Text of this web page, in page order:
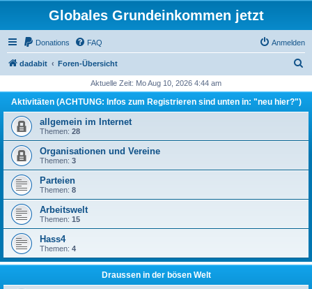
Globales Grundeinkommen jetzt
Donations FAQ Anmelden
dadabit Foren-Übersicht
h
Aktuelle Zeit: Mo Aug 10, 2026 4:44 am
Aktivitäten (ACHTUNG: Infos zum Registrieren sind unten in: "neu hier?")
allgemein im Internet
Themen: 28
Organisationen und Vereine
Themen: 3
Parteien
Themen: 8
Arbeitswelt
Themen: 15
Hass4
Themen: 4
Draussen in der bösen Welt